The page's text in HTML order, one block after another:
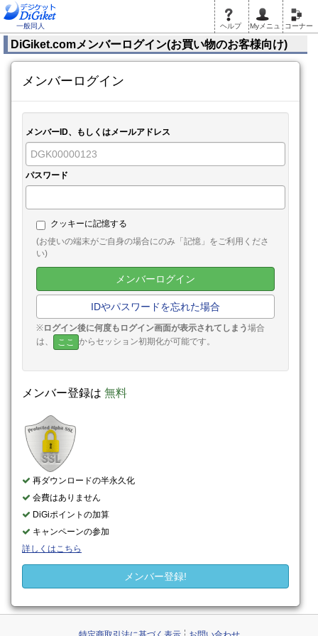
一般同人 ヘルプ Myメニュ コーナー
DiGiket.comメンバーログイン(お買い物のお客様向け)
メンバーログイン
メンバーID、もしくはメールアドレス
パスワード
クッキーに記憶する
(お使いの端末がご自身の場合にのみ「記憶」をご利用くださ
い)
メンバーログイン
IDやパスワードを忘れた場合
※ログイン後に何度もログイン画面が表示されてしまう場合
は、
ここ からセッション初期化が可能です。
メンバー登録は 無料
再ダウンロードの半永久化
会費はありません
DiGiポイントの加算
キャンペーンの参加
詳しくはこちら
メンバー登録!